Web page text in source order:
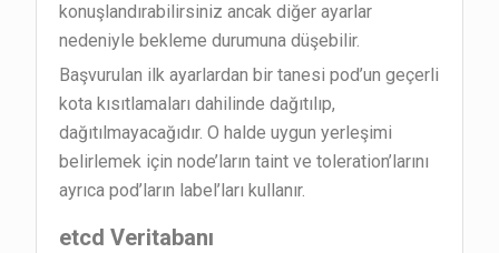
konuşlandırabilirsiniz ancak diğer ayarlar
nedeniyle bekleme durumuna düşebilir.
Başvurulan ilk ayarlardan bir tanesi pod’un geçerli
kota kısıtlamaları dahilinde dağıtılıp,
dağıtılmayacağıdır. O halde uygun yerleşimi
belirlemek için node’ların taint ve toleration’larını
ayrıca pod’ların label’ları kullanır.
etcd Veritabanı